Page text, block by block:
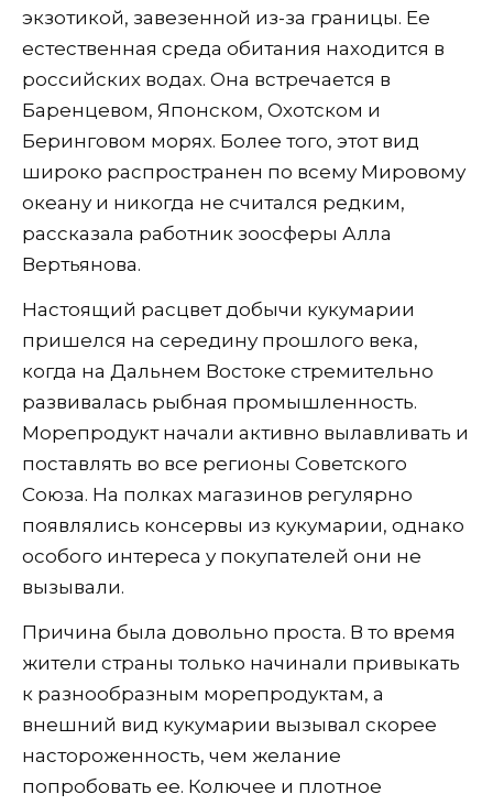
экзотикой, завезенной из-за границы. Ее
естественная среда обитания находится в
российских водах. Она встречается в
Баренцевом, Японском, Охотском и
Беринговом морях. Более того, этот вид
широко распространен по всему Мировому
океану и никогда не считался редким,
рассказала работник зоосферы Алла
Вертьянова.
Настоящий расцвет добычи кукумарии
пришелся на середину прошлого века,
когда на Дальнем Востоке стремительно
развивалась рыбная промышленность.
Морепродукт начали активно вылавливать и
поставлять во все регионы Советского
Союза. На полках магазинов регулярно
появлялись консервы из кукумарии, однако
особого интереса у покупателей они не
вызывали.
Причина была довольно проста. В то время
жители страны только начинали привыкать
к разнообразным морепродуктам, а
внешний вид кукумарии вызывал скорее
настороженность, чем желание
попробовать ее. Колючее и плотное